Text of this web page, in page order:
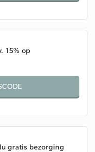
15% op
gratis bezorging